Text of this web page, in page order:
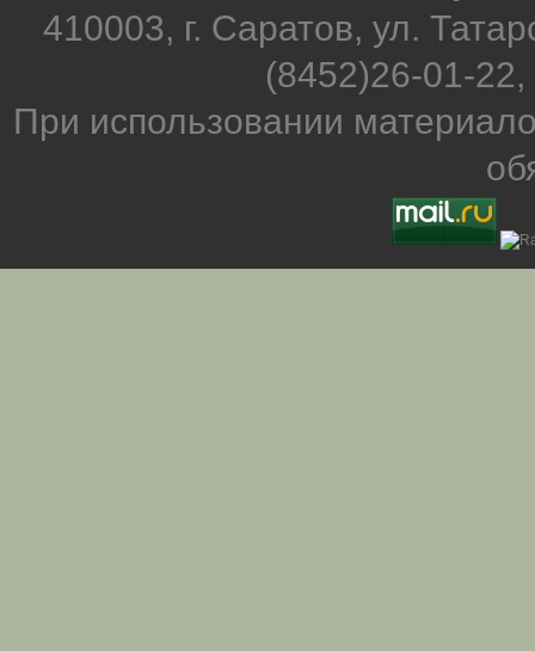
410003, г. Саратов, ул.
(8452)26-01-
При использовании